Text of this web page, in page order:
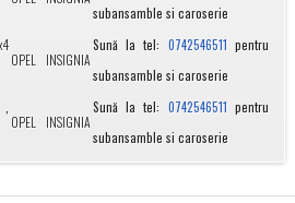
subansamble si caroserie
OPEL INSIGNIA
Sună la tel: 0742546511 pentru
subansamble si caroserie
OPEL INSIGNIA
Sună la tel: 0742546511 pentru
subansamble si caroserie